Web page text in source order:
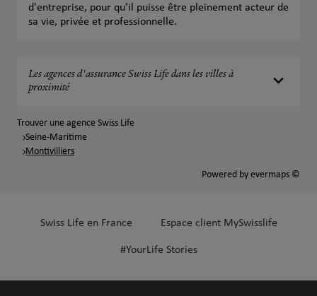
d'entreprise, pour qu'il puisse être pleinement acteur de
sa vie, privée et professionnelle.
Les agences d'assurance Swiss Life dans les villes à
proximité
Trouver une agence Swiss Life
Seine-Maritime
Montivilliers
Powered by evermaps ©
Swiss Life en France Espace client MySwisslife
#YourLife Stories